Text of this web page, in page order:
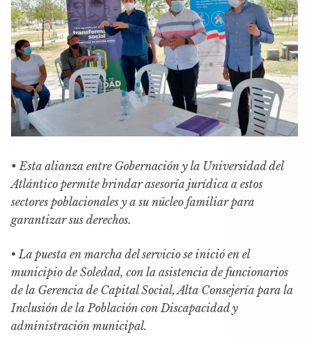
• Esta alianza entre Gobernación y la Universidad del
Atlántico permite brindar asesoría jurídica a estos
sectores poblacionales y a su núcleo familiar para
garantizar sus derechos.
• La puesta en marcha del servicio se inició en el
municipio de Soledad, con la asistencia de funcionarios
de la Gerencia de Capital Social, Alta Consejería para la
Inclusión de la Población con Discapacidad y
administración municipal.